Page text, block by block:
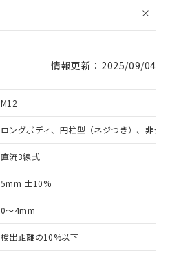
情報更新：2025/09/04
M12
ロングボディ、円柱型（ネジつき）、非シ
直流3線式
5mm ±10%
0～4mm
検出距離の10%以下